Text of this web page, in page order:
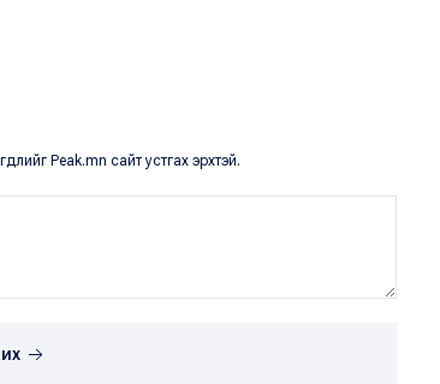
Peak.mn сайт устгах эрхтэй.